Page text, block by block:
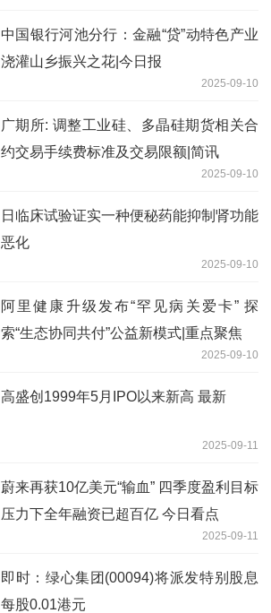
中国银行河池分行：金融“贷”动特色产业
浇灌山乡振兴之花|今日报
2025-09-10
广期所: 调整工业硅、多晶硅期货相关合
约交易手续费标准及交易限额|简讯
2025-09-10
日临床试验证实一种便秘药能抑制肾功能
恶化
2025-09-10
阿里健康升级发布“罕见病关爱卡” 探
索“生态协同共付”公益新模式|重点聚焦
2025-09-10
高盛创1999年5月IPO以来新高 最新
2025-09-11
蔚来再获10亿美元“输血” 四季度盈利目标
压力下全年融资已超百亿 今日看点
2025-09-11
即时：绿心集团(00094)将派发特别股息
每股0.01港元